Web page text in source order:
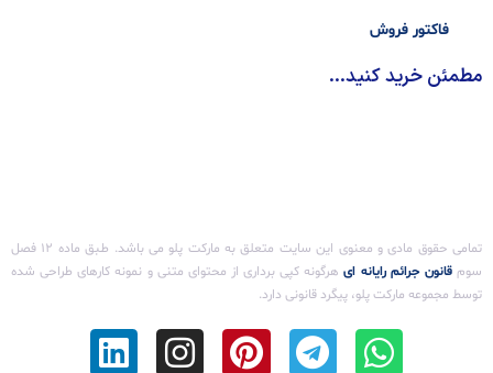
فاکتور فروش
مطمئن خرید کنید...
تمامی حقوق مادی و معنوی این سایت متعلق به مارکت پلو می باشد. طـبق ماده ۱۲ فصل
سوم ‌قانون جرائم رایانه ایهرگونه کپی برداری از محتوای متنی و نمونه کارهای طراحی شده
توسط مجموعه مارکت پلو، پیگرد قانونی دارد.